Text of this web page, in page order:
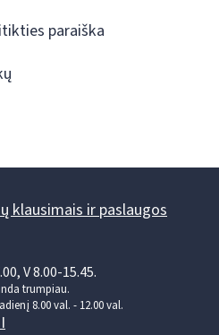
paraiška
klausimais ir paslaugos
V 8.00-15.45.
trumpiau.
8.00 val. - 12.00 val.